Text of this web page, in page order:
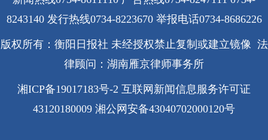
8243140 发行热线0734-8223670 举报电话0734-8686226
版权所有：衡阳日报社 未经授权禁止复制或建立镜像 法
律顾问：湖南雁京律师事务所
湘ICP备19017183号-2 互联网新闻信息服务许可证
43120180009 湘公网安备43040702000120号